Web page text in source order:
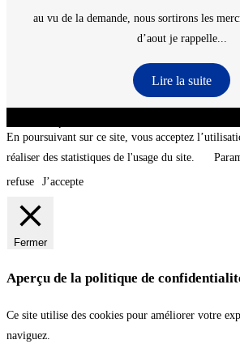
au vu de la demande, nous sortirons les
d’aout je rappelle...
Lire la suite
En poursuivant sur ce site, vous acceptez
réaliser des statistiques de l'usage du site.
refuse
J’accepte
Fermer
Aperçu de la politique de
Ce site utilise des cookies pour améliorer votre
naviguez.